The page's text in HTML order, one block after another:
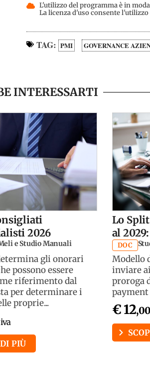
L'utilizzo del programma è in
La licenza d'uso consente
TAG: PMI GOVERNANCE
INTERESSARTI
2026
e Studio Manuali
gli onorari
possono essere
riferimento dal
per determinare i
proprie...
PIÙ
Lo
al
DOC
Modello
inviare
proroga
payment
€ 12,00